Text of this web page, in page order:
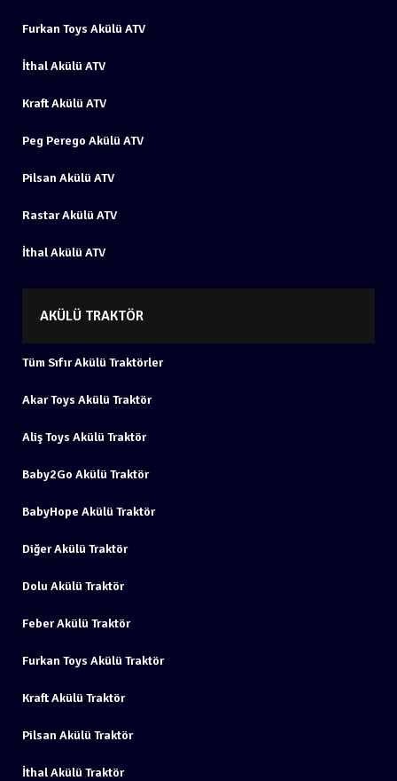
Furkan Toys Akülü ATV
İthal Akülü ATV
Kraft Akülü ATV
Peg Perego Akülü ATV
Pilsan Akülü ATV
Rastar Akülü ATV
İthal Akülü ATV
AKÜLÜ TRAKTÖR
Tüm Sıfır Akülü Traktörler
Akar Toys Akülü Traktör
Aliş Toys Akülü Traktör
Baby2Go Akülü Traktör
BabyHope Akülü Traktör
Diğer Akülü Traktör
Dolu Akülü Traktör
Feber Akülü Traktör
Furkan Toys Akülü Traktör
Kraft Akülü Traktör
Pilsan Akülü Traktör
İthal Akülü Traktör